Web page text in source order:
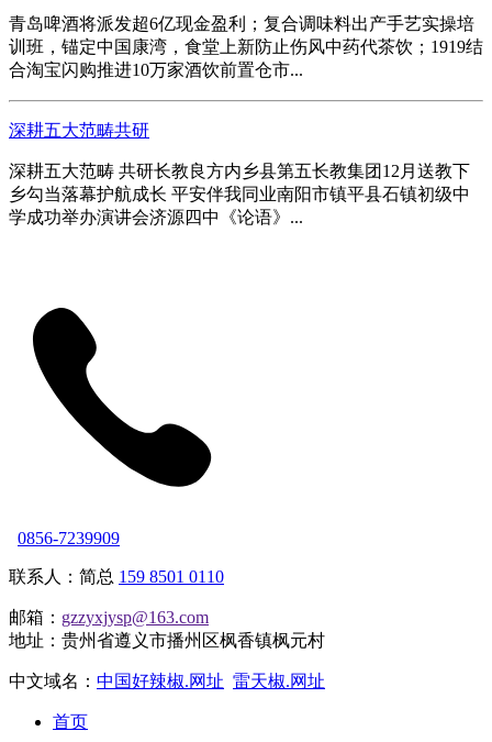
青岛啤酒将派发超6亿现金盈利；复合调味料出产手艺实操培
训班，锚定中国康湾，食堂上新防止伤风中药代茶饮；1919结
合淘宝闪购推进10万家酒饮前置仓市...
深耕五大范畴共研
深耕五大范畴 共研长教良方内乡县第五长教集团12月送教下
乡勾当落幕护航成长 平安伴我同业南阳市镇平县石镇初级中
学成功举办演讲会济源四中《论语》...
0856-7239909
联系人：简总 159 8501 0110
邮箱： gzzyxjysp@163.com
地址：贵州省遵义市播州区枫香镇枫元村
中文域名： 中国好辣椒.网址 雷天椒.网址
首页